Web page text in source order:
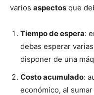
varios aspectos que
Tiempo de espera:
debas esperar
disponer de una
Costo acumulado:
económico, al